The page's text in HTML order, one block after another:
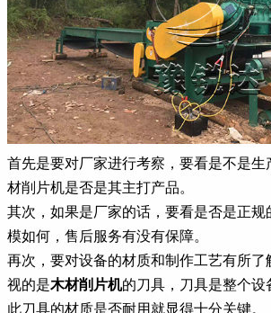
首先是要对厂家进行考察，要看是不是生
材削片机是否是其主打产品。
其次，如果是厂家的话，要看是否是正规
模如何，售后服务有没有保障。
再次，要对设备的材质和制作工艺有所了
视的是木材削片机的刀具，刀具是整个设
此刀具的材质是否耐用就显得十分关键。